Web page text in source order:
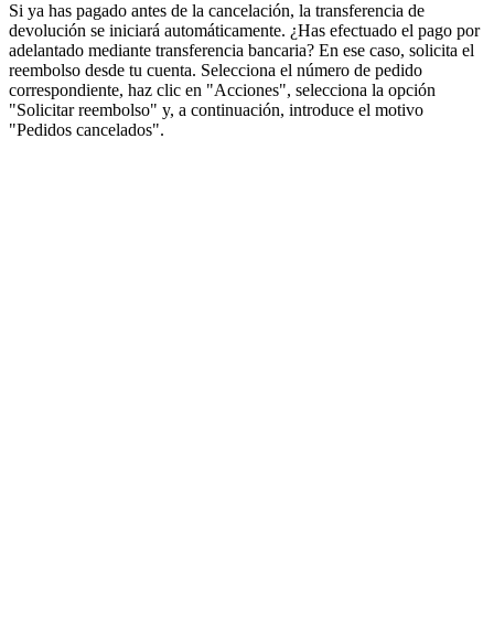
Si ya has pagado antes de la cancelación, la transferencia de
devolución se iniciará automáticamente. ¿Has efectuado el pago por
adelantado mediante transferencia bancaria? En ese caso, solicita el
reembolso desde tu cuenta. Selecciona el número de pedido
correspondiente, haz clic en "Acciones", selecciona la opción
"Solicitar reembolso" y, a continuación, introduce el motivo
"Pedidos cancelados".